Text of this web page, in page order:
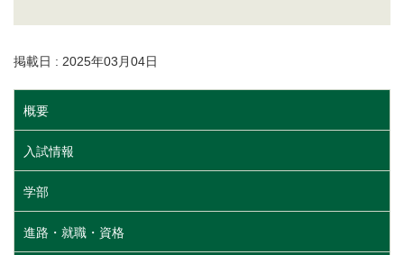
掲載日 : 2025年03月04日
概要
入試情報
学部
進路・就職・資格